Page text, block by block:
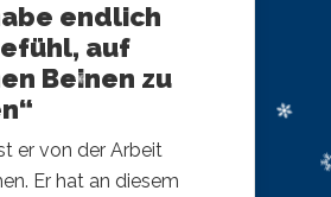
endlich
auf
Beinen zu
er von der Arbeit
Er hat an diesem